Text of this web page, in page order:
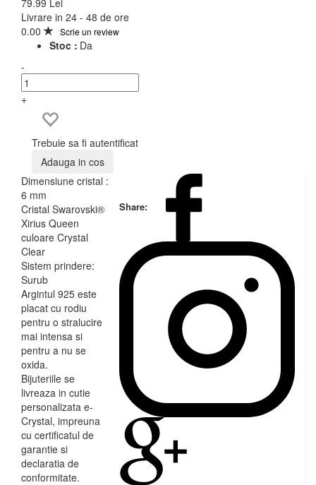
Livrare in 24 - 48 de ore
0.00
Scrie un review
Stoc : Da
-
+
Trebuie sa fi autentificat
Adauga in cos
Share:
Dimensiune cristal :
6 mm
Cristal Swarovski®
Xirius Queen
culoare Crystal
Clear
Sistem prindere:
Surub
Argintul 925 este
placat cu rodiu
pentru o stralucire
mai intensa si
pentru a nu se
oxida.
Bijuteriile se
livreaza in cutie
personalizata e-
Crystal, impreuna
cu certificatul de
garantie si
declaratia de
conformitate.